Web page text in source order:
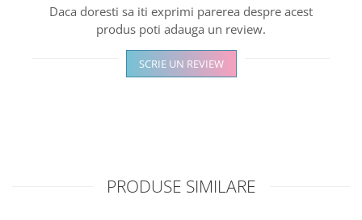
Daca doresti sa iti exprimi parerea despre acest
produs poti adauga un review.
SCRIE UN REVIEW
PRODUSE SIMILARE